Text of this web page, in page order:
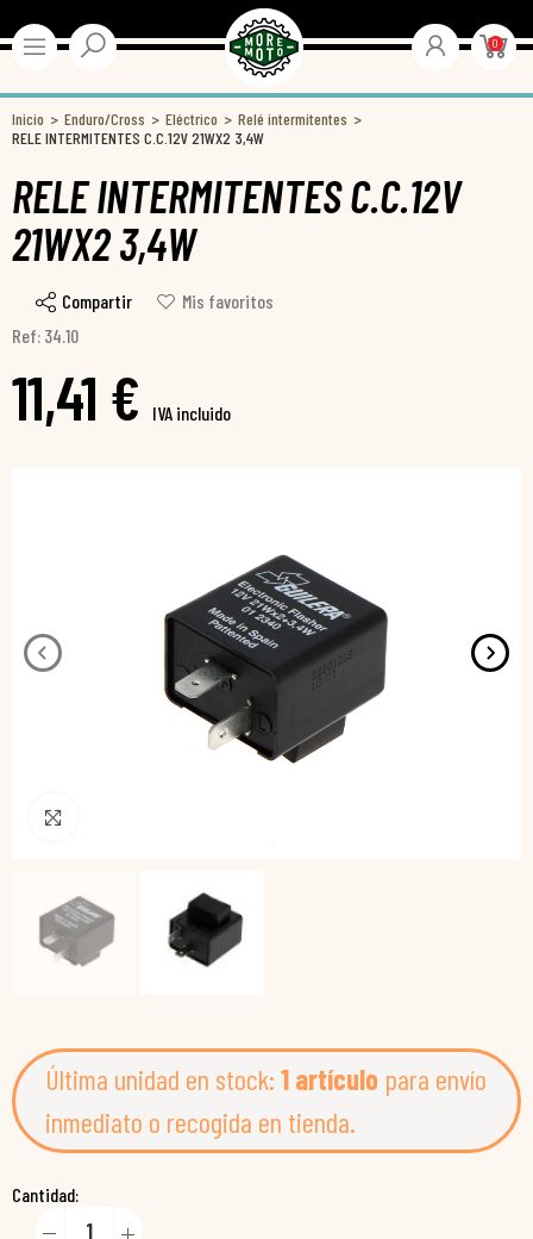
0
Inicio Enduro/Cross Eléctrico
Relé intermitentes
RELE INTERMITENTES C.C.12V 21WX2 3,4W
RELE INTERMITENTES C.C.12V
21WX2 3,4W
Compartir
Mis favoritos
Ref: 34.10
11,41 € IVA incluido
Última unidad en stock: 1 artículo para envío
inmediato o recogida en tienda.
Cantidad: